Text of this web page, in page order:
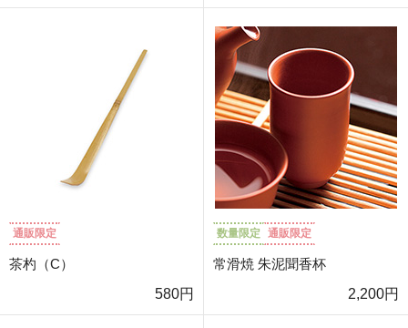
通販限定
茶杓（C）
580円
数量限定 通販限定
常滑焼 朱泥聞香杯
2,200円